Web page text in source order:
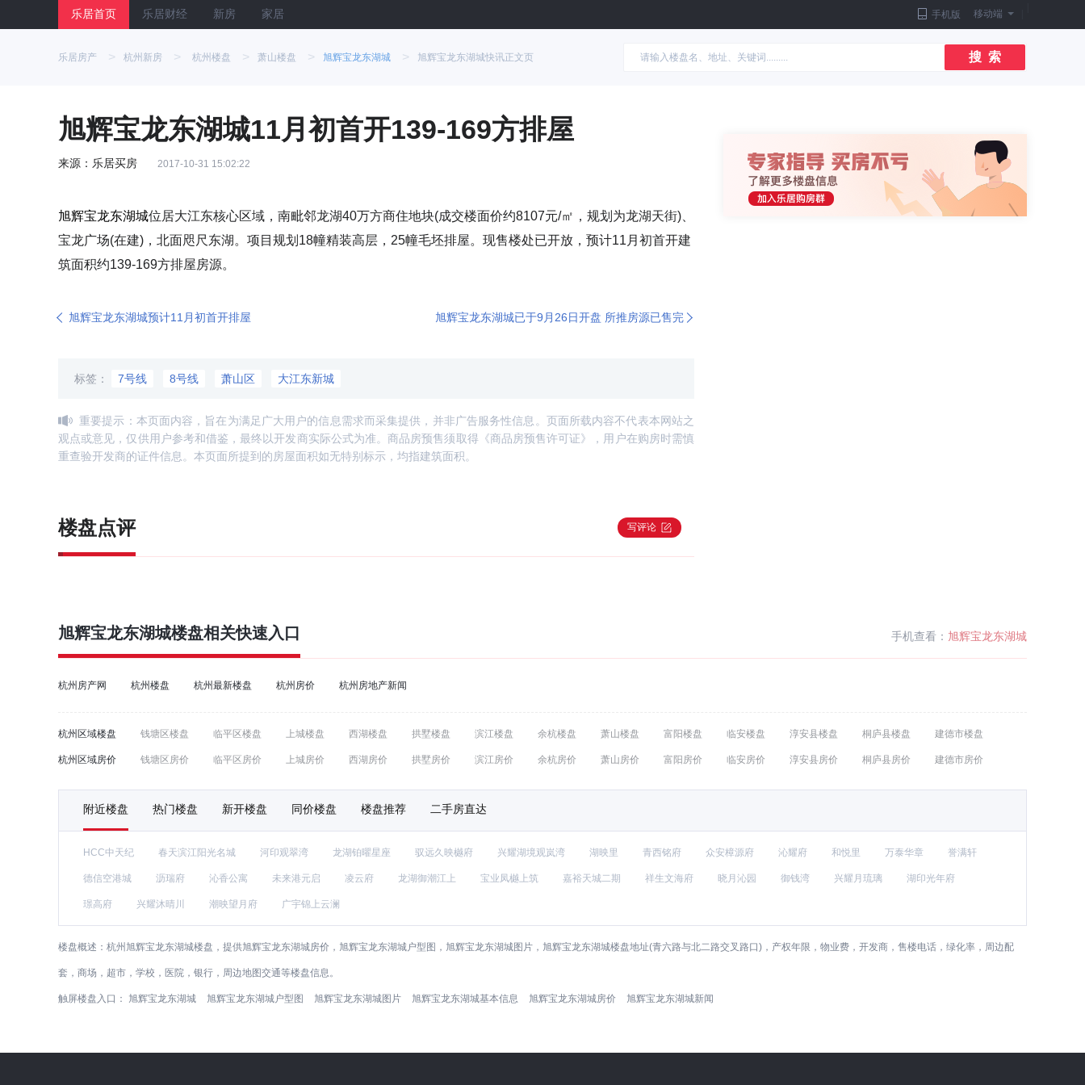
乐居首页 乐居财经 新房 家居 手机版 移动端
乐居房产 > 杭州新房 > 杭州楼盘 > 萧山楼盘 > 旭辉宝龙东湖城 > 旭辉宝龙东湖城快讯正文页 搜 索
旭辉宝龙东湖城11月初首开139-169方排屋
来源：乐居买房 2017-10-31 15:02:22
旭辉宝龙东湖城位居大江东核心区域，南毗邻龙湖40万方商住地块(成交楼面价约8107元/㎡，规划为龙湖天街)、
宝龙广场(在建)，北面咫尺东湖。项目规划18幢精装高层，25幢毛坯排屋。现售楼处已开放，预计11月初首开建
筑面积约139-169方排屋房源。
旭辉宝龙东湖城预计11月初首开排屋 旭辉宝龙东湖城已于9月26日开盘 所推房源已售完
标签： 7号线 8号线 萧山区 大江东新城
重要提示：本页面内容，旨在为满足广大用户的信息需求而采集提供，并非广告服务性信息。页面所载内容不代表本网站之
观点或意见，仅供用户参考和借鉴，最终以开发商实际公式为准。商品房预售须取得《商品房预售许可证》，用户在购房时需慎
重查验开发商的证件信息。本页面所提到的房屋面积如无特别标示，均指建筑面积。
楼盘点评 写评论
旭辉宝龙东湖城楼盘相关快速入口 手机查看： 旭辉宝龙东湖城
杭州房产网 杭州楼盘 杭州最新楼盘 杭州房价 杭州房地产新闻
杭州区域楼盘 钱塘区楼盘 临平区楼盘 上城楼盘 西湖楼盘 拱墅楼盘 滨江楼盘 余杭楼盘 萧山楼盘 富阳楼盘 临安楼盘 淳安县楼盘 桐庐县楼盘 建德市楼盘
杭州区域房价 钱塘区房价 临平区房价 上城房价 西湖房价 拱墅房价 滨江房价 余杭房价 萧山房价 富阳房价 临安房价 淳安县房价 桐庐县房价 建德市房价
附近楼盘 热门楼盘 新开楼盘 同价楼盘 楼盘推荐 二手房直达
HCC中天纪 春天滨江阳光名城 河印观翠湾 龙湖铂曜星座 驭远久映樾府 兴耀湖境观岚湾 湖映里 青西铭府 众安樟源府 沁耀府 和悦里 万泰华章 誉满轩
德信空港城 沥瑞府 沁香公寓 未来港元启 凌云府 龙湖御潮江上 宝业凤樾上筑 嘉裕天城二期 祥生文海府 晓月沁园 御钱湾 兴耀月琉璃 湖印光年府
璟高府 兴耀沐晴川 潮映望月府 广宇锦上云澜
楼盘概述： 杭州旭辉宝龙东湖城楼盘，提供旭辉宝龙东湖城房价，旭辉宝龙东湖城户型图，旭辉宝龙东湖城图片，旭辉宝龙东湖城楼盘地址(青六路与北二路交叉路口)，产权年限，物业费，开发商，售楼电话，绿化率，周边配
套，商场，超市，学校，医院，银行，周边地图交通等楼盘信息。
触屏楼盘入口： 旭辉宝龙东湖城 旭辉宝龙东湖城户型图 旭辉宝龙东湖城图片 旭辉宝龙东湖城基本信息 旭辉宝龙东湖城房价 旭辉宝龙东湖城新闻